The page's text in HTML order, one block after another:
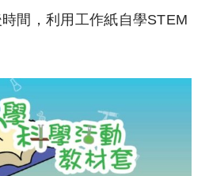
間，利用工作紙自學STEM